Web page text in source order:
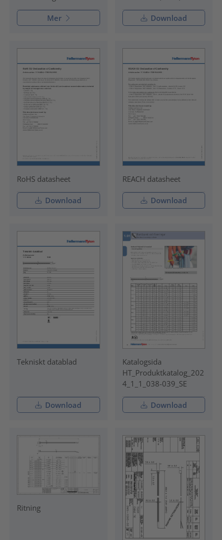
Mer Download
RoHS datasheet
Download
REACH datasheet
Download
Tekniskt datablad
Download
Katalogsida
HT_Produktkatalog_202
4_1_1_038-039_SE
Download
Ritning